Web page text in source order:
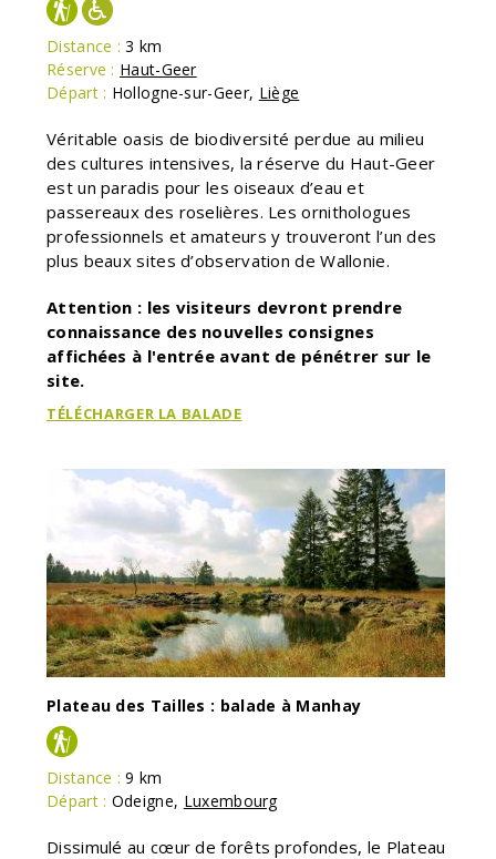
Distance : 3 km
Réserve : Haut-Geer
Départ : Hollogne-sur-Geer, Liège
Véritable oasis de biodiversité perdue au milieu
des cultures intensives, la réserve du Haut-Geer
est un paradis pour les oiseaux d’eau et
passereaux des roselières. Les ornithologues
professionnels et amateurs y trouveront l’un des
plus beaux sites d’observation de Wallonie.
Attention : les visiteurs devront prendre
connaissance des nouvelles consignes
affichées à l'entrée avant de pénétrer sur le
site.
TÉLÉCHARGER LA BALADE
Plateau des Tailles : balade à Manhay
Distance : 9 km
Départ : Odeigne, Luxembourg
Dissimulé au cœur de forêts profondes, le Plateau